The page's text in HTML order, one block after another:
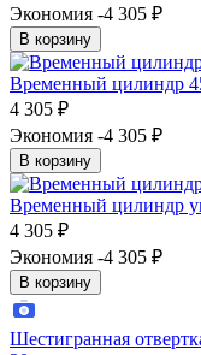
Экономия -4 305 ₽
В корзину
Временный цилиндр
4 305 ₽
Экономия -4 305 ₽
В корзину
Временный цилиндр
4 305 ₽
Экономия -4 305 ₽
В корзину
Шестигранная